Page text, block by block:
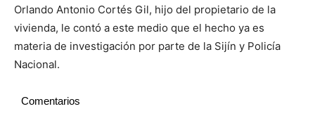
Orlando Antonio Cortés Gil, hijo del propietario de la
vivienda, le contó a este medio que el hecho ya es
materia de investigación por parte de la Sijín y Policía
Nacional.
Comentarios